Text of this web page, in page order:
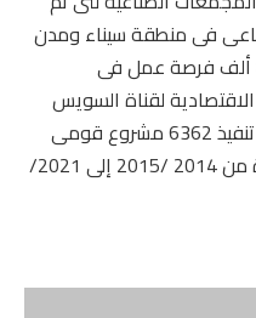
فى منطقة سيناء ومدن
القناة نحو 8 مناطق، وتم توفير 80 ألف فرصة عمل فى
لقناة السويس
بنطاق سيناء ومدن القناة، كما تم تنفيذ 6362 مشروع قومى
فى سيناء ومدن القناة خلال الفترة من 2014 /2015 إلى 2021/